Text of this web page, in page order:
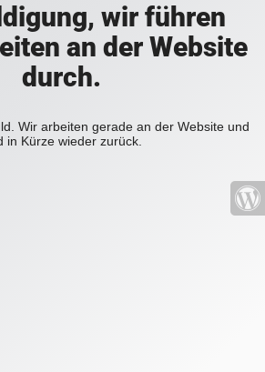
wir führen
an der Website
durch.
Wir arbeiten gerade an der Website und
in Kürze wieder zurück.